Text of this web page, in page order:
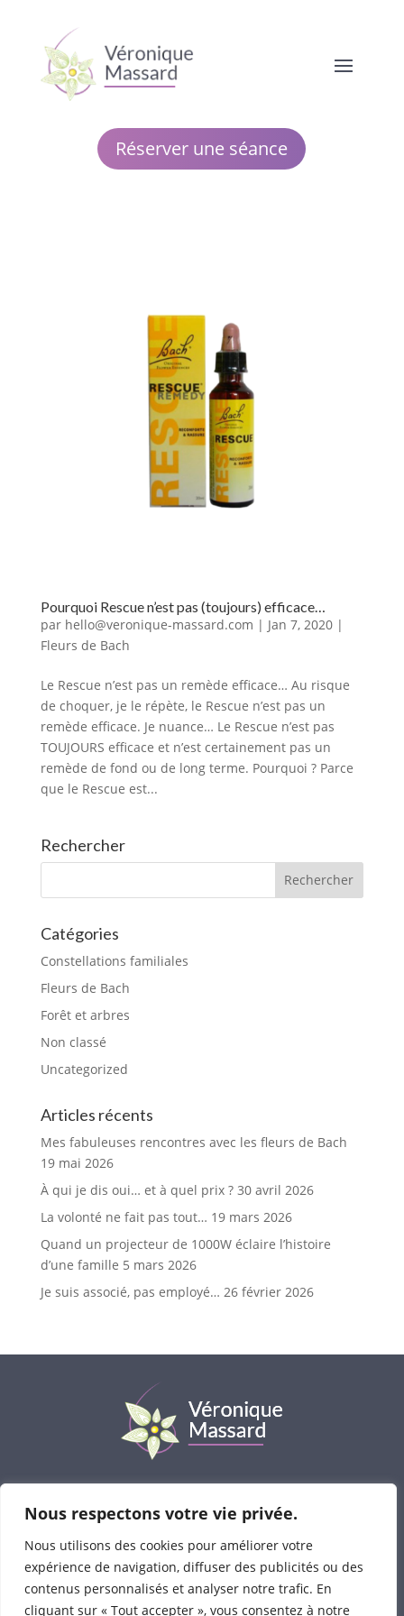
Nous respectons votre vie privée.
Nous utilisons des cookies pour améliorer votre
expérience de navigation, diffuser des publicités ou des
contenus personnalisés et analyser notre trafic. En
cliquant sur « Tout accepter », vous consentez à notre
Réserver une séance
Pourquoi Rescue n’est pas (toujours) efficace…
par hello@veronique-massard.com | Jan 7, 2020|
Fleurs de Bach
Le Rescue n’est pas un remède efficace… Au risque
de choquer, je le répète, le Rescue n’est pas un
remède efficace. Je nuance… Le Rescue n’est pas
TOUJOURS efficace et n’est certainement pas un
remède de fond ou de long terme. Pourquoi ? Parce
que le Rescue est...
Rechercher
Catégories
Constellations familiales
Fleurs de Bach
Forêt et arbres
Non classé
Uncategorized
Articles récents
Mes fabuleuses rencontres avec les fleurs de Bach
19 mai 2026
À qui je dis oui… et à quel prix ? 30 avril 2026
La volonté ne fait pas tout… 19 mars 2026
Quand un projecteur de 1000W éclaire l’histoire
d’une famille 5 mars 2026
Je suis associé, pas employé… 26 février 2026
réservés
Consultations : avenue Bel-Air 1 à 1330 Rixensart
Photos :Cécile Quenum-Traces de Lumière,
Emilie
Valet,
Ralitza Sultanova
Mention légales